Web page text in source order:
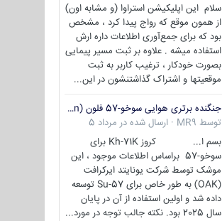
سلام این اپلیکیشن استراوا (و مشابه اون)
از همون موقع که رواج پیدا کرد ، مشخص
بود که برای جمع‌آوری اطلاعات داره ارش
استفاده میشه . علاوه بر ثبت مسیر پیمایی
بصورت خودکار ، ترغیب کاربر به ثبت
موقعیتها و اشتراک‌ گذاشتنشون در این...
جنگنده برتری هوایی سوخو-57 فلون (Su-57/Felon)
توسط MR9
· ارسال شده در مرداد 5
بسم ا... کروز Kh-71K برای
سوخو-57 براساس اطلاعات موجود ، این
موشک توسط شرکت یونایتد ایرکرافت
(OAK) به طور خاص برای Su-57 توسعه
داده شد و اولین استفاده از آن در پایان
سال 2025 بود. نکته جالب توجه در مورد...